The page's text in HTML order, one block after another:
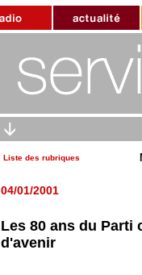
Liste des rubriques
04/01/2001
Les 80 ans du Parti
d'avenir